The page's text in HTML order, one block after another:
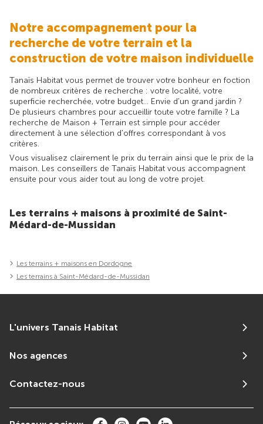
Notre accompagnement pour la
recherche de votre terrain et la
construction de votre maison individuelle
Tanaïs Habitat vous permet de trouver votre bonheur en foction
de nombreux critères de recherche : votre localité, votre
superficie recherchée, votre budget... Envie d'un grand jardin ?
De plusieurs chambres pour accueillir toute votre famille ? La
recherche de Maison + Terrain est simple pour accéder
directement à une sélection d'offres correspondant à vos
critères.
Vous visualisez clairement le prix du terrain ainsi que le prix de la
maison. Les conseillers de Tanaïs Habitat vous accompagnent
ensuite pour vous aider tout au long de votre projet.
Les terrains + maisons à proximité de Saint-
Médard-de-Mussidan
Les terrains + maisons en Dordogne
Les terrains à Saint-Médard-de-Mussidan
L'univers Tanais Habitat
Nos agences
Contactez-nous